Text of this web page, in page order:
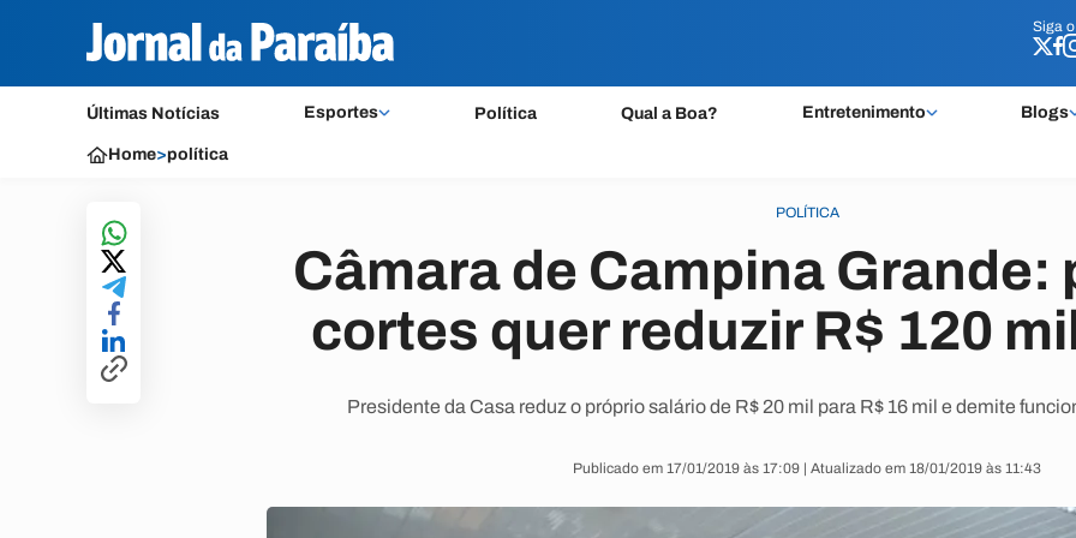
Siga o
Últimas Notícias Esportes Política Qual a Boa? Entretenimento Blogs
Siga o
Home>política
POLÍTICA
Câmara de Campina Grande:
cortes quer reduzir R$ 120
Presidente da Casa reduz o próprio salário de R$ 20 mil para R$ 16 mil e demite
Publicado em 17/01/2019 às 17:09 | Atualizado em 18/01/2019 às 11:43